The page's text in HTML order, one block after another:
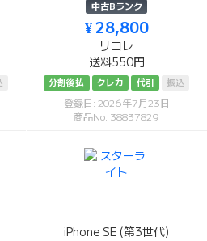
中古Bランク
¥ 28,800
リコレ
送料550円
分割後払 クレカ 代引 振込
登録日: 2026年7月23日
商品No: 38837829
iPhone SE (第3世代)